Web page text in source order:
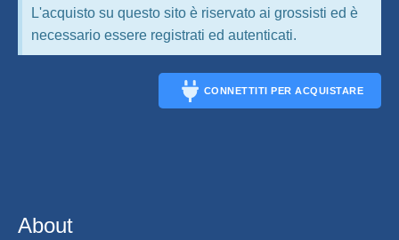
L'acquisto su questo sito è riservato ai grossisti ed è
necessario essere registrati ed autenticati.
CONNETTITI PER ACQUISTARE
About